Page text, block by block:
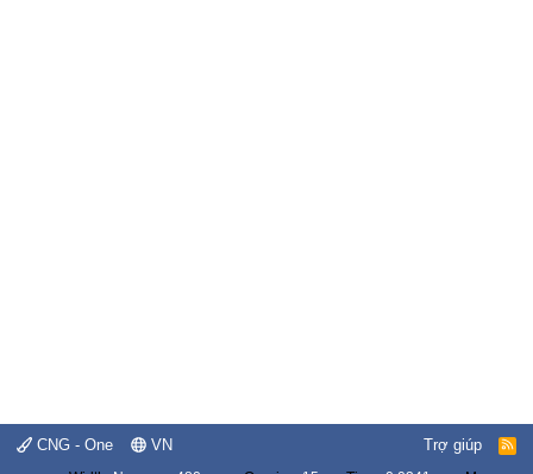
CNG - One VN Trợ giúp
R